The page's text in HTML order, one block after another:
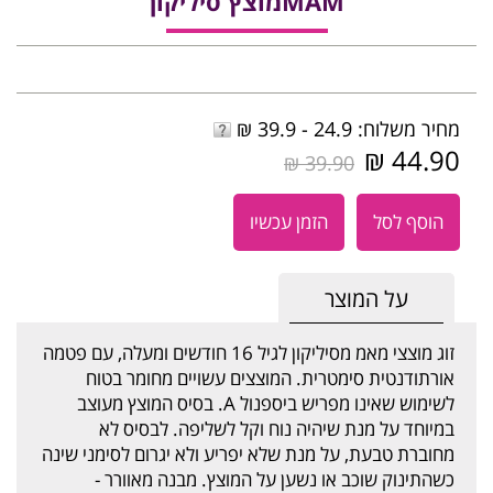
מחיר משלוח: 24.9 - 39.9 ₪
44.90 ₪
39.90 ₪
הוסף לסל הזמן עכשיו
על המוצר
זוג מוצצי מאמ מסיליקון לגיל 16 חודשים ומעלה, עם פטמה
אורתודנטית סימטרית. המוצצים עשויים מחומר בטוח
לשימוש שאינו מפריש ביספנול A. בסיס המוצץ מעוצב
במיוחד על מנת שיהיה נוח וקל לשליפה. לבסיס לא
מחוברת טבעת, על מנת שלא יפריע ולא יגרום לסימני שינה
כשהתינוק שוכב או נשען על המוצץ. מבנה מאוורר -